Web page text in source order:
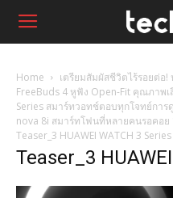
Home
เตรียมสัมผัสชีวิตไร้รอยต่อ!
FreeBuds 4 หูฟัง Open-Fit คุณภาพเ
Series สมาร์ทวอทช์ตอบทุกโจทย์การ
nova 8i สมาร์ทโฟนที่หลายคนรอคอย
Teaser_3 HUAWEI WATCH 3 Series
Teaser_3